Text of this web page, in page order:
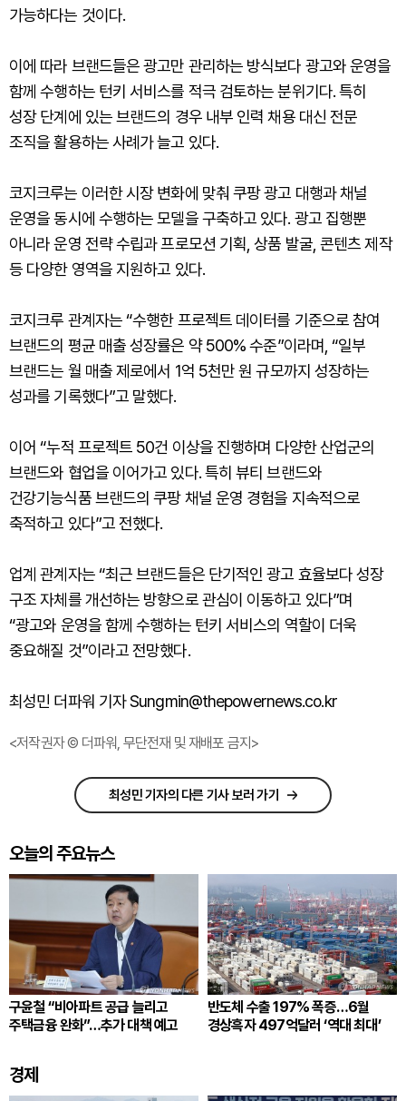
가능하다는 것이다.
이에 따라 브랜드들은 광고만 관리하는 방식보다 광고와 운영을
함께 수행하는 턴키 서비스를 적극 검토하는 분위기다. 특히
성장 단계에 있는 브랜드의 경우 내부 인력 채용 대신 전문
조직을 활용하는 사례가 늘고 있다.
코지크루는 이러한 시장 변화에 맞춰 쿠팡 광고 대행과 채널
운영을 동시에 수행하는 모델을 구축하고 있다. 광고 집행뿐
아니라 운영 전략 수립과 프로모션 기획, 상품 발굴, 콘텐츠 제작
등 다양한 영역을 지원하고 있다.
코지크루 관계자는 “수행한 프로젝트 데이터를 기준으로 참여
브랜드의 평균 매출 성장률은 약 500% 수준”이라며, “일부
브랜드는 월 매출 제로에서 1억 5천만 원 규모까지 성장하는
성과를 기록했다”고 말했다.
이어 “누적 프로젝트 50건 이상을 진행하며 다양한 산업군의
브랜드와 협업을 이어가고 있다. 특히 뷰티 브랜드와
건강기능식품 브랜드의 쿠팡 채널 운영 경험을 지속적으로
축적하고 있다”고 전했다.
업계 관계자는 “최근 브랜드들은 단기적인 광고 효율보다 성장
구조 자체를 개선하는 방향으로 관심이 이동하고 있다”며
“광고와 운영을 함께 수행하는 턴키 서비스의 역할이 더욱
중요해질 것”이라고 전망했다.
최성민 더파워 기자 Sungmin@thepowernews.co.kr
<저작권자 © 더파워, 무단전재 및 재배포 금지>
최성민 기자의 다른 기사 보러 가기
오늘의 주요뉴스
구윤철 “비아파트 공급 늘리고
주택금융 완화”…추가 대책 예고
반도체 수출 197% 폭증…6월
경상흑자 497억달러 ‘역대 최대’
경제